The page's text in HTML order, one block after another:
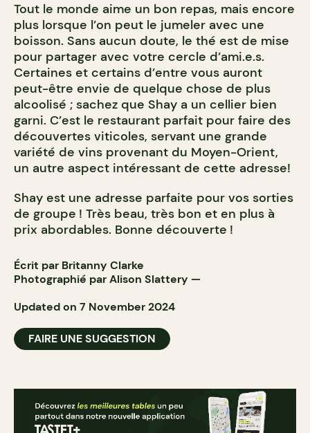
Tout le monde aime un bon repas, mais encore
plus lorsque l’on peut le jumeler avec une
boisson. Sans aucun doute, le thé est de mise
pour partager avec votre cercle d’ami.e.s.
Certaines et certains d’entre vous auront
peut-être envie de quelque chose de plus
alcoolisé ; sachez que Shay a un cellier bien
garni. C’est le restaurant parfait pour faire des
découvertes viticoles, servant une grande
variété de vins provenant du Moyen-Orient,
un autre aspect intéressant de cette adresse!
Shay est une adresse parfaite pour vos sorties
de groupe ! Très beau, très bon et en plus à
prix abordables. Bonne découverte !
Écrit par Britanny Clarke
Photographié parAlison Slattery —
Updated on 7 November 2024
FAIRE UNE SUGGESTION